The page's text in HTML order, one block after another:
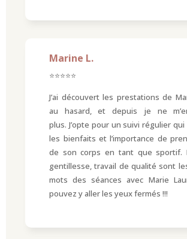
Marine L.
⭐⭐⭐⭐⭐
J’ai découvert les prestations de
au hasard, et depuis je ne
plus. J’opte pour un suivi régulier
les bienfaits et l’importance de
de son corps en tant que sportif.
gentillesse, travail de qualité sont
mots des séances avec Marie
pouvez y aller les yeux fermés !!!